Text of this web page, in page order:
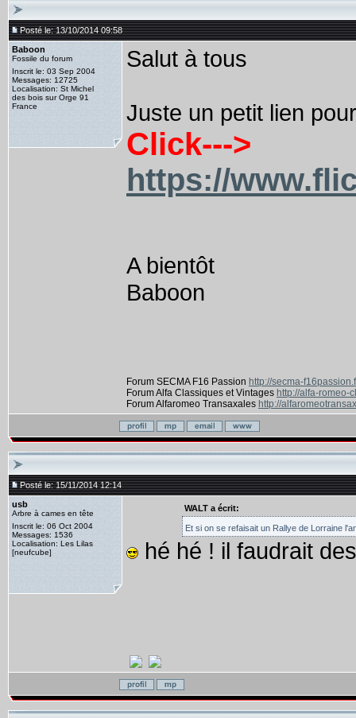
Posté le: 13/10/2014 09:58
Baboon
Fossile du forum
Inscrit le: 03 Sep 2004
Messages: 12725
Localisation: St Michel
des bois sur Orge 91
France
Salut à tous
Juste un petit lien
Click--->
https://
A bientôt
Baboon
Forum SECMA F16 Passion http://secma-
Forum Alfa Classiques et Vintages http://alfa-romeo-
Forum Alfaromeo Transaxales http://
Posté le: 15/11/2014 12:14
usb
Arbre à cames en tête
Inscrit le: 06 Oct 2004
Messages: 1536
Localisation: Les Lilas
[neufcube]
WALT a écrit:
Et si on se refaisait un Rallye de Lorraine
hé hé ! il faudrait